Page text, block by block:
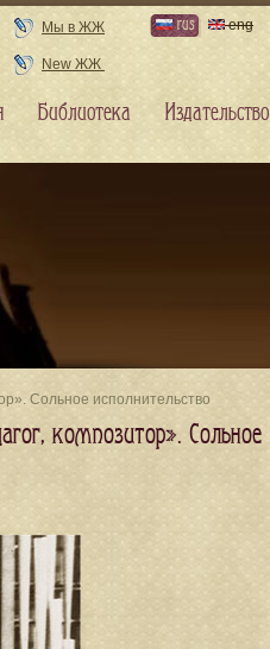
Сольное исполнительство
композитор». Сольное
Мы в ЖЖ
New ЖЖ
rus eng
Библиотека Издательство